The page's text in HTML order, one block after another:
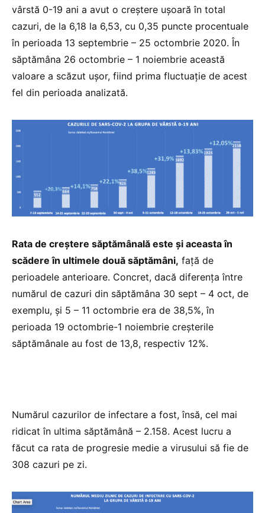
vârstă 0-19 ani a avut o creștere ușoară în total
cazuri, de la 6,18 la 6,53, cu 0,35 puncte procentuale
în perioada 13 septembrie – 25 octombrie 2020. În
săptămâna 26 octombrie – 1 noiembrie această
valoare a scăzut ușor, fiind prima fluctuație de acest
fel din perioada analizată.
Rata de creștere săptămânală este și aceasta în
scădere în ultimele două săptămâni, față de
perioadele anterioare. Concret, dacă diferența între
numărul de cazuri din săptămâna 30 sept – 4 oct, de
exemplu, și 5 – 11 octombrie era de 38,5%, în
perioada 19 octombrie-1 noiembrie creșterile
săptămânale au fost de 13,8, respectiv 12%.
Numărul cazurilor de infectare a fost, însă, cel mai
ridicat în ultima săptămână – 2.158. Acest lucru a
făcut ca rata de progresie medie a virusului să fie de
308 cazuri pe zi.